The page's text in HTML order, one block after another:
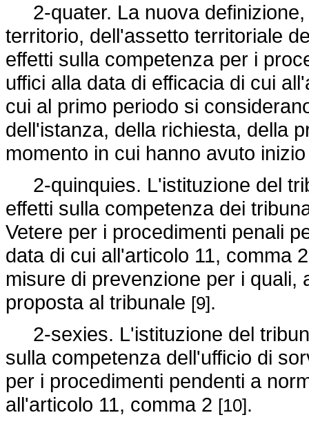
2-quater. La nuova definizione,
territorio, dell'assetto territoriale
effetti sulla competenza per i
uffici alla data di efficacia di cui
cui al primo periodo si
dell'istanza, della richiesta, della
momento in cui hanno avuto
2-quinquies. L'istituzione del
effetti sulla competenza dei
Vetere per i procedimenti penali
data di cui all'articolo 11, comma
misure di prevenzione per i
proposta al tribunale [9].
2-sexies. L'istituzione del
sulla competenza dell'ufficio di
per i procedimenti pendenti a
all'articolo 11, comma 2 [10].